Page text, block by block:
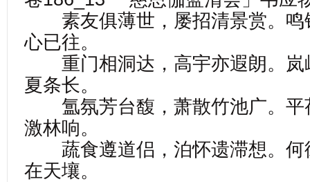
素友俱薄世，屡招清景赏。鸣
心已往。
重门相洞达，高宇亦遐朗。岚
夏条长。
氲氛芳台馥，萧散竹池广。平
激林响。
蔬食遵道侣，泊怀遗滞想。何
在天壤。